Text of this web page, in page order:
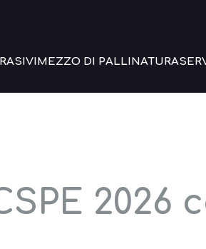
MEZZO DI PALLINATURA
2026